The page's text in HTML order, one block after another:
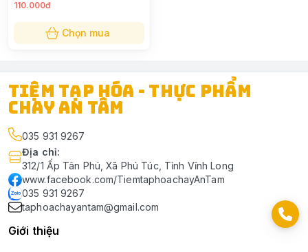
110.000đ
Chọn mua
TIỆM TẠP HÓA - THỰC PHẨM
CHAY AN TÂM
035 931 9267
Địa chỉ:
312/1 Ấp Tân Phú, Xã Phú Túc, Tỉnh Vĩnh Long
www.facebook.com/TiemtaphoachayAnTam
035 931 9267
taphoachayantam@gmail.com
Giới thiệu